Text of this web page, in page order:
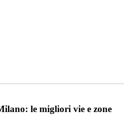
le migliori vie e zone